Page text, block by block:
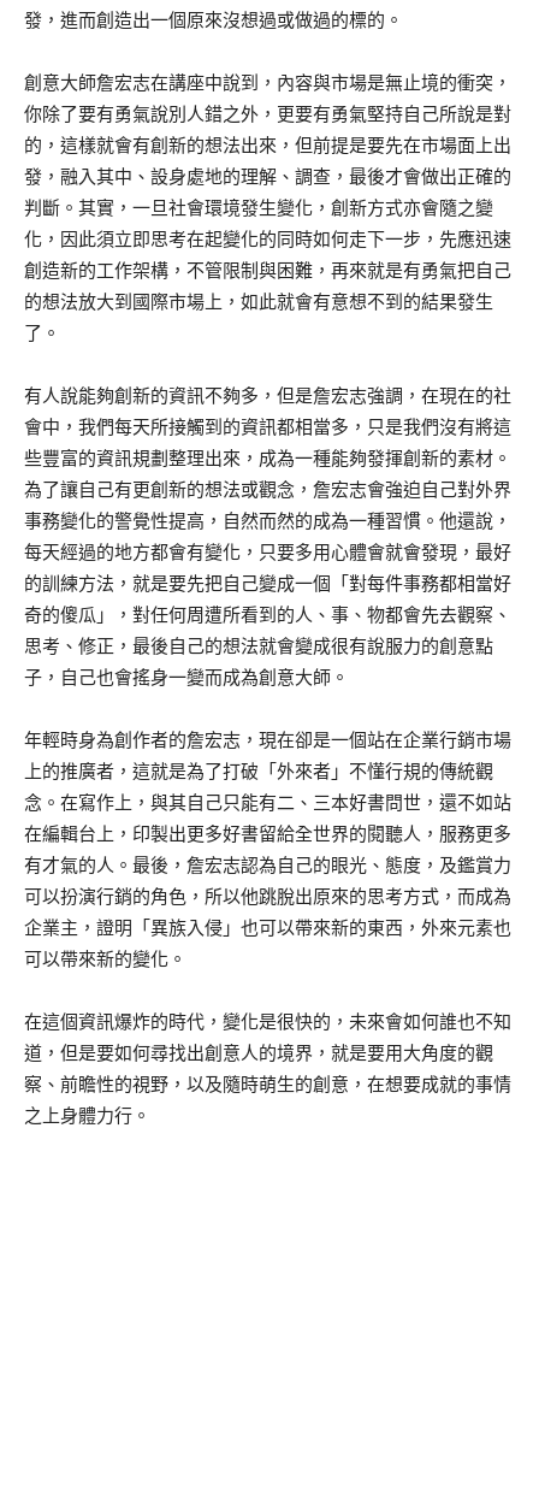
發，進而創造出一個原來沒想過或做過的標的。
創意大師詹宏志在講座中說到，內容與市場是無止境的衝突，
你除了要有勇氣說別人錯之外，更要有勇氣堅持自己所說是對
的，這樣就會有創新的想法出來，但前提是要先在市場面上出
發，融入其中、設身處地的理解、調查，最後才會做出正確的
判斷。其實，一旦社會環境發生變化，創新方式亦會隨之變
化，因此須立即思考在起變化的同時如何走下一步，先應迅速
創造新的工作架構，不管限制與困難，再來就是有勇氣把自己
的想法放大到國際市場上，如此就會有意想不到的結果發生
了。
有人說能夠創新的資訊不夠多，但是詹宏志強調，在現在的社
會中，我們每天所接觸到的資訊都相當多，只是我們沒有將這
些豐富的資訊規劃整理出來，成為一種能夠發揮創新的素材。
為了讓自己有更創新的想法或觀念，詹宏志會強迫自己對外界
事務變化的警覺性提高，自然而然的成為一種習慣。他還說，
每天經過的地方都會有變化，只要多用心體會就會發現，最好
的訓練方法，就是要先把自己變成一個「對每件事務都相當好
奇的傻瓜」，對任何周遭所看到的人、事、物都會先去觀察、
思考、修正，最後自己的想法就會變成很有說服力的創意點
子，自己也會搖身一變而成為創意大師。
年輕時身為創作者的詹宏志，現在卻是一個站在企業行銷市場
上的推廣者，這就是為了打破「外來者」不懂行規的傳統觀
念。在寫作上，與其自己只能有二、三本好書問世，還不如站
在編輯台上，印製出更多好書留給全世界的閱聽人，服務更多
有才氣的人。最後，詹宏志認為自己的眼光、態度，及鑑賞力
可以扮演行銷的角色，所以他跳脫出原來的思考方式，而成為
企業主，證明「異族入侵」也可以帶來新的東西，外來元素也
可以帶來新的變化。
在這個資訊爆炸的時代，變化是很快的，未來會如何誰也不知
道，但是要如何尋找出創意人的境界，就是要用大角度的觀
察、前瞻性的視野，以及隨時萌生的創意，在想要成就的事情
之上身體力行。